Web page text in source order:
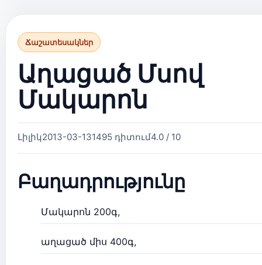
Ճաշատեսակներ
Աղացած Մսով
Մակարոն
Լիլիկ2013-03-131495 դիտում4.0 / 10
Բաղադրությունը
Մակարոն 200գ,
աղացած միս 400գ,